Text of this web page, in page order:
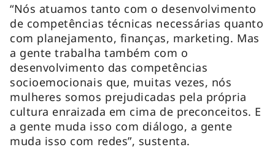
“Nós atuamos tanto com o desenvolvimento
de competências técnicas necessárias quanto
com planejamento, finanças, marketing. Mas
a gente trabalha também com o
desenvolvimento das competências
socioemocionais que, muitas vezes, nós
mulheres somos prejudicadas pela própria
cultura enraizada em cima de preconceitos. E
a gente muda isso com diálogo, a gente
muda isso com redes”, sustenta.